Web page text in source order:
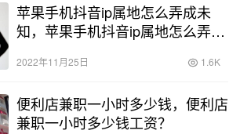
苹果手机抖音ip属地怎么弄成未
知，苹果手机抖音ip属地怎么弄成
2022年11月25日 1.6K
便利店兼职一小时多少钱，便利店
兼职一小时多少钱工资？